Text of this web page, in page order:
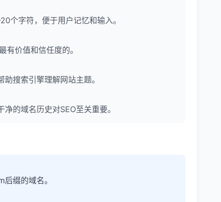
个字符，便于用户记忆和输入。
价值和信任度的。
搜索引擎理解网站主题。
的域名历史对SEO至关重要。
缀的域名。